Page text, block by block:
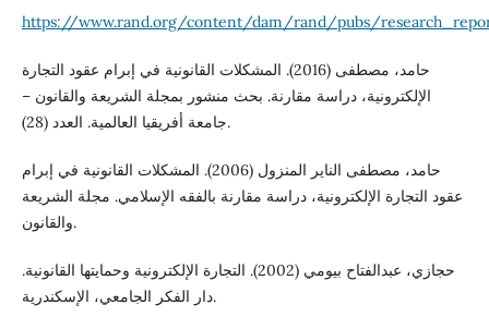
https://www.rand.org/content/dam/rand/pubs/
حامد، مصطفى (2016). المشكلات القانونية في إبرام عقود التجارة
الإلكترونية، دراسة مقارنة. بحث منشور بمجلة الشريعة والقانون –
جامعة أفريقيا العالمية. العدد (28).
حامد، مصطفى الناير المنزول (2006). المشكلات القانونية في إبرام
عقود التجارة الإلكترونية، دراسة مقارنة بالفقه الإسلامي. مجلة الشريعة
والقانون.
حجازي، عبدالفتاح بيومي (2002). التجارة الإلكترونية وحمايتها القانونية.
دار الفكر الجامعي، الإسكندرية.